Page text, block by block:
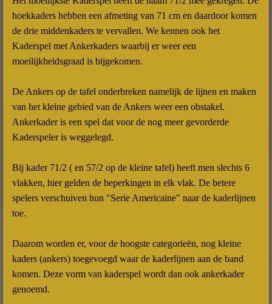
hoekkaders hebben een afmeting van 71 cm en daardoor komen
de drie middenkaders te vervallen. We kennen ook het
Kaderspel met Ankerkaders waarbij er weer een
moeilijkheidsgraad is bijgekomen.
De Ankers op de tafel onderbreken namelijk de lijnen en maken
van het kleine gebied van de Ankers weer een obstakel.
Ankerkader is een spel dat voor de nog meer gevorderde
Kaderspeler is weggelegd.
Bij kader 71/2 ( en 57/2 op de kleine tafel) heeft men slechts 6
vlakken, hier gelden de beperkingen in elk vlak. De betere
spelers verschuiven hun "Serie Americaine" naar de kaderlijnen
toe.
Daarom worden er, voor de hoogste categorieën, nog kleine
kaders (ankers) toegevoegd waar de kaderlijnen aan de band
komen. Deze vorm van kaderspel wordt dan ook ankerkader
genoemd.